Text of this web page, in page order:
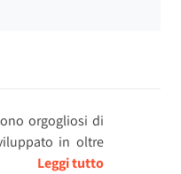
orgogliosi di
in oltre